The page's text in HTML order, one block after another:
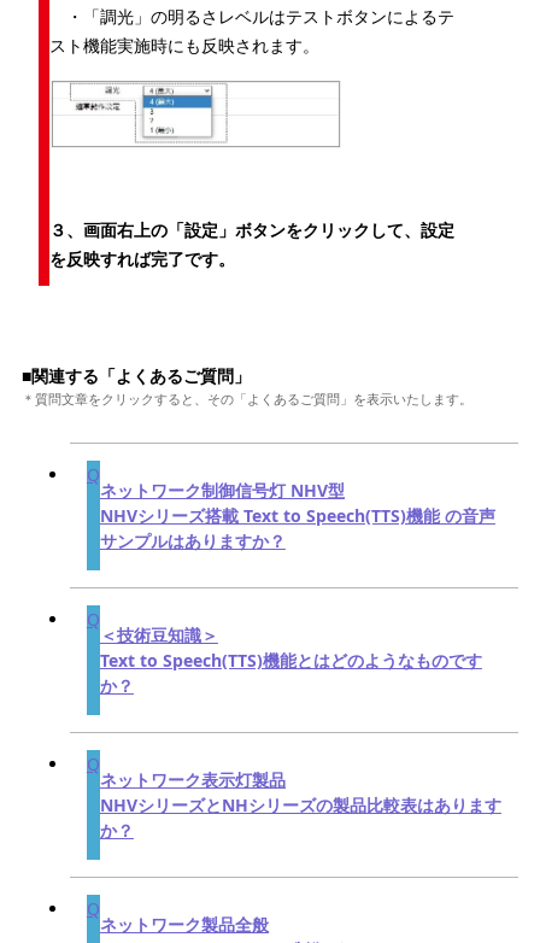
・「調光」の明るさレベルはテストボタンによるテ
スト機能実施時にも反映されます。
３、画面右上の「設定」ボタンをクリックして、設定
を反映すれば完了です。
■関連する「よくあるご質問」
＊質問文章をクリックすると、その「よくあるご質問」を表示いたします。
ネットワーク制御信号灯 NHV型
NHVシリーズ搭載 Text to Speech(TTS)機能 の音声
サンプルはありますか？
＜技術豆知識＞
Text to Speech(TTS)機能とはどのようなものです
か？
ネットワーク表示灯製品
NHVシリーズとNHシリーズの製品比較表はあります
か？
ネットワーク製品全般